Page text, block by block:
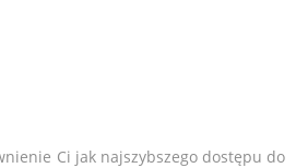
Ci jak najszybszego dostępu do